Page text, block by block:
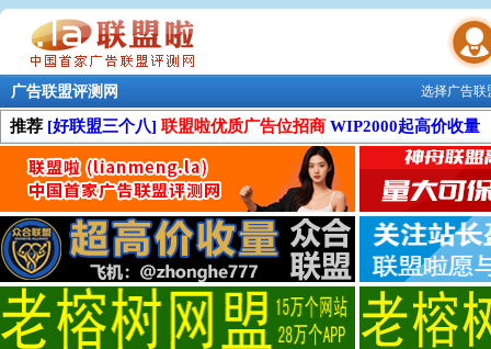
联盟学院
选择广告
广告联盟评测网
推荐 [好联盟三个八] 联盟啦优质广告位招商 WIP2000起高价收量